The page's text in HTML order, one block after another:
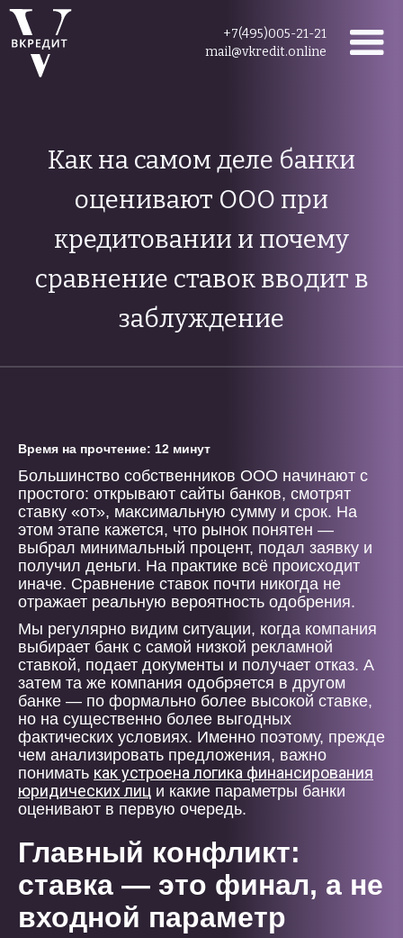
+7(495)005-21-21
mail@vkredit.online
Как на самом деле банки
оценивают ООО при
кредитовании и почему
сравнение ставок вводит в
заблуждение
Время на прочтение: 12 минут
Большинство собственников ООО начинают с
простого: открывают сайты банков, смотрят
ставку «от», максимальную сумму и срок. На
этом этапе кажется, что рынок понятен —
выбрал минимальный процент, подал заявку и
получил деньги. На практике всё происходит
иначе. Сравнение ставок почти никогда не
отражает реальную вероятность одобрения.
Мы регулярно видим ситуации, когда компания
выбирает банк с самой низкой рекламной
ставкой, подает документы и получает отказ. А
затем та же компания одобряется в другом
банке — по формально более высокой ставке,
но на существенно более выгодных
фактических условиях. Именно поэтому, прежде
чем анализировать предложения, важно
понимать как устроена логика финансирования
юридических лиц и какие параметры банки
оценивают в первую очередь.
Главный конфликт:
ставка — это финал, а не
входной параметр